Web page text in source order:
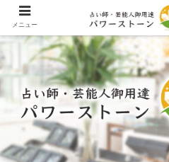
メニュー